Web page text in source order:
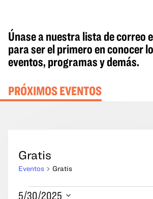
Únase a nuestra lista de correo
para ser el primero en conocer
eventos, programas y demás.
PRÓXIMOS EVENTOS
Gratis
Eventos Gratis
Eventos
5/30/2025